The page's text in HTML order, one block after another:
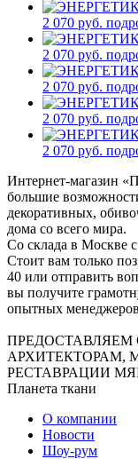
2 070 руб.
2 070 руб.
2 070 руб.
2 070 руб.
2 070 руб.
Интернет-магазин
большие
декоративных,
дома со всего мира.
Со склада в Москве
Стоит вам только
40 или отправить
вы получите
опытных
ПРЕДОСТАВЛЯЕМ
АРХИТЕКТОРАМ,
РЕСТАВРАЦИИ
Планета ткани
О компании
Новости
Шоу-рум